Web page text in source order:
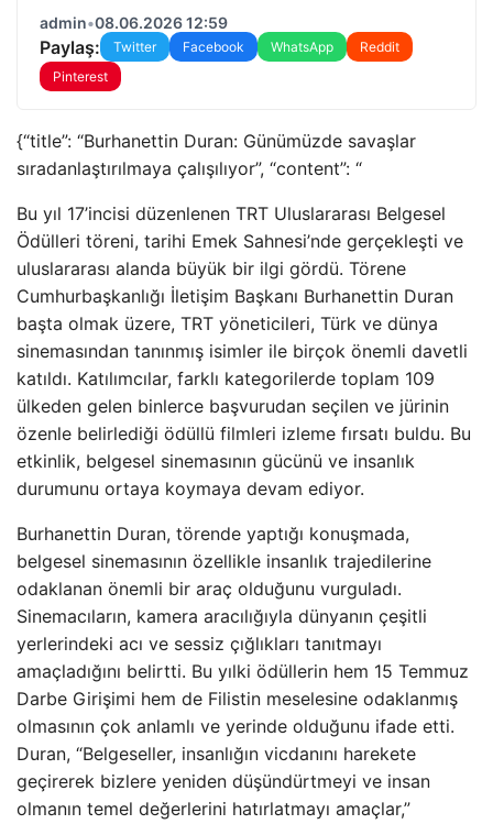
admin•08.06.2026 12:59
Paylaş: Twitter Facebook WhatsApp
Reddit
Pinterest
{“title”: “Burhanettin Duran: Günümüzde savaşlar
sıradanlaştırılmaya çalışılıyor”, “content”: “
Bu yıl 17’incisi düzenlenen TRT Uluslararası Belgesel
Ödülleri töreni, tarihi Emek Sahnesi’nde gerçekleşti ve
uluslararası alanda büyük bir ilgi gördü. Törene
Cumhurbaşkanlığı İletişim Başkanı Burhanettin Duran
başta olmak üzere, TRT yöneticileri, Türk ve dünya
sinemasından tanınmış isimler ile birçok önemli davetli
katıldı. Katılımcılar, farklı kategorilerde toplam 109
ülkeden gelen binlerce başvurudan seçilen ve jürinin
özenle belirlediği ödüllü filmleri izleme fırsatı buldu. Bu
etkinlik, belgesel sinemasının gücünü ve insanlık
durumunu ortaya koymaya devam ediyor.
Burhanettin Duran, törende yaptığı konuşmada,
belgesel sinemasının özellikle insanlık trajedilerine
odaklanan önemli bir araç olduğunu vurguladı.
Sinemacıların, kamera aracılığıyla dünyanın çeşitli
yerlerindeki acı ve sessiz çığlıkları tanıtmayı
amaçladığını belirtti. Bu yılki ödüllerin hem 15 Temmuz
Darbe Girişimi hem de Filistin meselesine odaklanmış
olmasının çok anlamlı ve yerinde olduğunu ifade etti.
Duran, “Belgeseller, insanlığın vicdanını harekete
geçirerek bizlere yeniden düşündürtmeyi ve insan
olmanın temel değerlerini hatırlatmayı amaçlar,”